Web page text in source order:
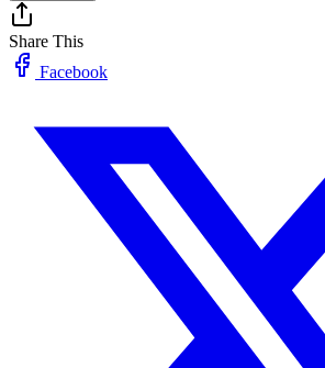
Share This
Facebook